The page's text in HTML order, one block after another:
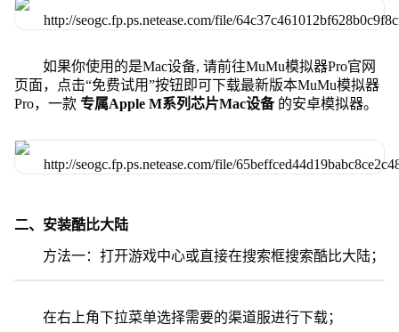
如果你使用的是Mac设备, 请前往MuMu模拟器Pro官网
页面，点击“免费试用”按钮即可下载最新版本MuMu模拟器
Pro，一款 专属Apple M系列芯片Mac设备 的安卓模拟器。
二、安装酷比大陆
方法一：打开游戏中心或直接在搜索框搜索酷比大陆；
在右上角下拉菜单选择需要的渠道服进行下载；